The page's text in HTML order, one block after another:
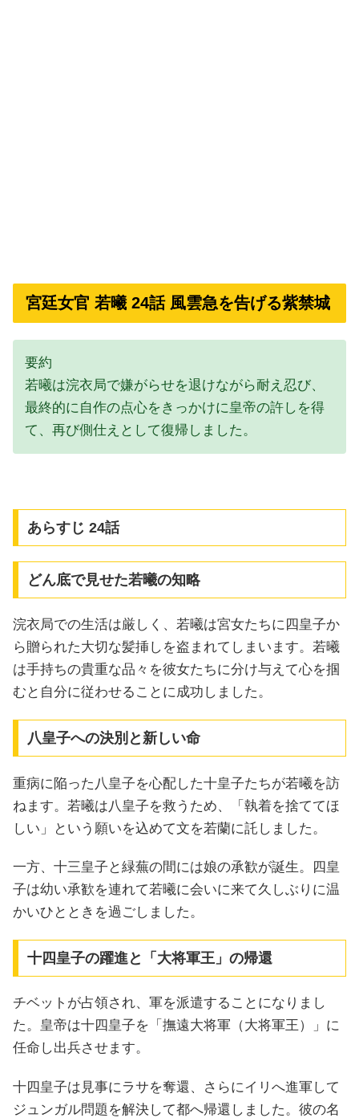
宮廷女官 若曦 24話 風雲急を告げる紫禁城
要約
若曦は浣衣局で嫌がらせを退けながら耐え忍び、
最終的に自作の点心をきっかけに皇帝の許しを得
て、再び側仕えとして復帰しました。
あらすじ 24話
どん底で見せた若曦の知略
浣衣局での生活は厳しく、若曦は宮女たちに四皇子か
ら贈られた大切な髪挿しを盗まれてしまいます。若曦
は手持ちの貴重な品々を彼女たちに分け与えて心を掴
むと自分に従わせることに成功しました。
八皇子への決別と新しい命
重病に陥った八皇子を心配した十皇子たちが若曦を訪
ねます。若曦は八皇子を救うため、「執着を捨ててほ
しい」という願いを込めて文を若蘭に託しました。
一方、十三皇子と緑蕪の間には娘の承歓が誕生。四皇
子は幼い承歓を連れて若曦に会いに来て久しぶりに温
かいひとときを過ごしました。
十四皇子の躍進と「大将軍王」の帰還
チベットが占領され、軍を派遣することになりまし
た。皇帝は十四皇子を「撫遠大将軍（大将軍王）」に
任命し出兵させます。
十四皇子は見事にラサを奪還、さらにイリへ進軍して
ジュンガル問題を解決して都へ帰還しました。彼の名